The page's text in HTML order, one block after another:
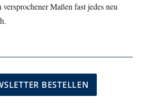
versprochener Maßen fast jedes neu